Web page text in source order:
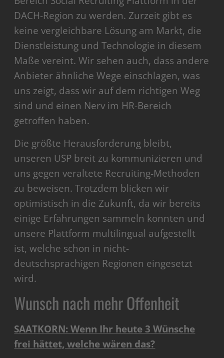
DACH-Region zu werden. Zurzeit gibt es
keine vergleichbare Lösung am Markt, die
Dienstleistung und Technologie in diesem
Maße vereint. Wir sehen auch, dass andere
Anbieter ähnliche Wege einschlagen, was
uns zeigt, dass wir auf dem richtigen Weg
sind und einen Nerv im HR-Bereich
getroffen haben.
Die größte Herausforderung bleibt,
unseren USP breit zu kommunizieren und
uns gegen veraltete Recruiting-Methoden
zu beweisen. Trotzdem blicken wir
optimistisch in die Zukunft, da wir bereits
einige Erfahrungen sammeln konnten und
unsere Plattform multilingual aufgestellt
ist, welche schon in nicht-
deutschsprachigen Regionen eingesetzt
wird.
Wunsch nach mehr Offenheit
SAATKORN: Wenn Ihr heute 3 Wünsche
frei hättet, welche wären das?